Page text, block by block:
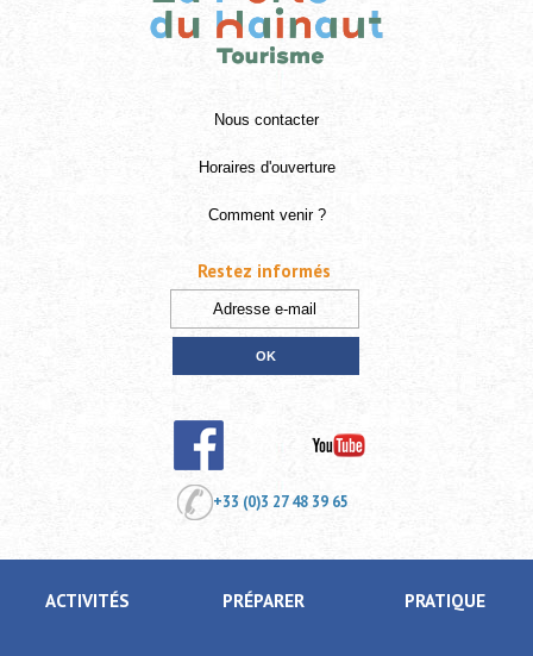
Nous contacter
Horaires d'ouverture
Comment venir ?
+33 (0)3 27 48 39 65
ACTIVITÉS PRÉPARER PRATIQUE
Restez informés